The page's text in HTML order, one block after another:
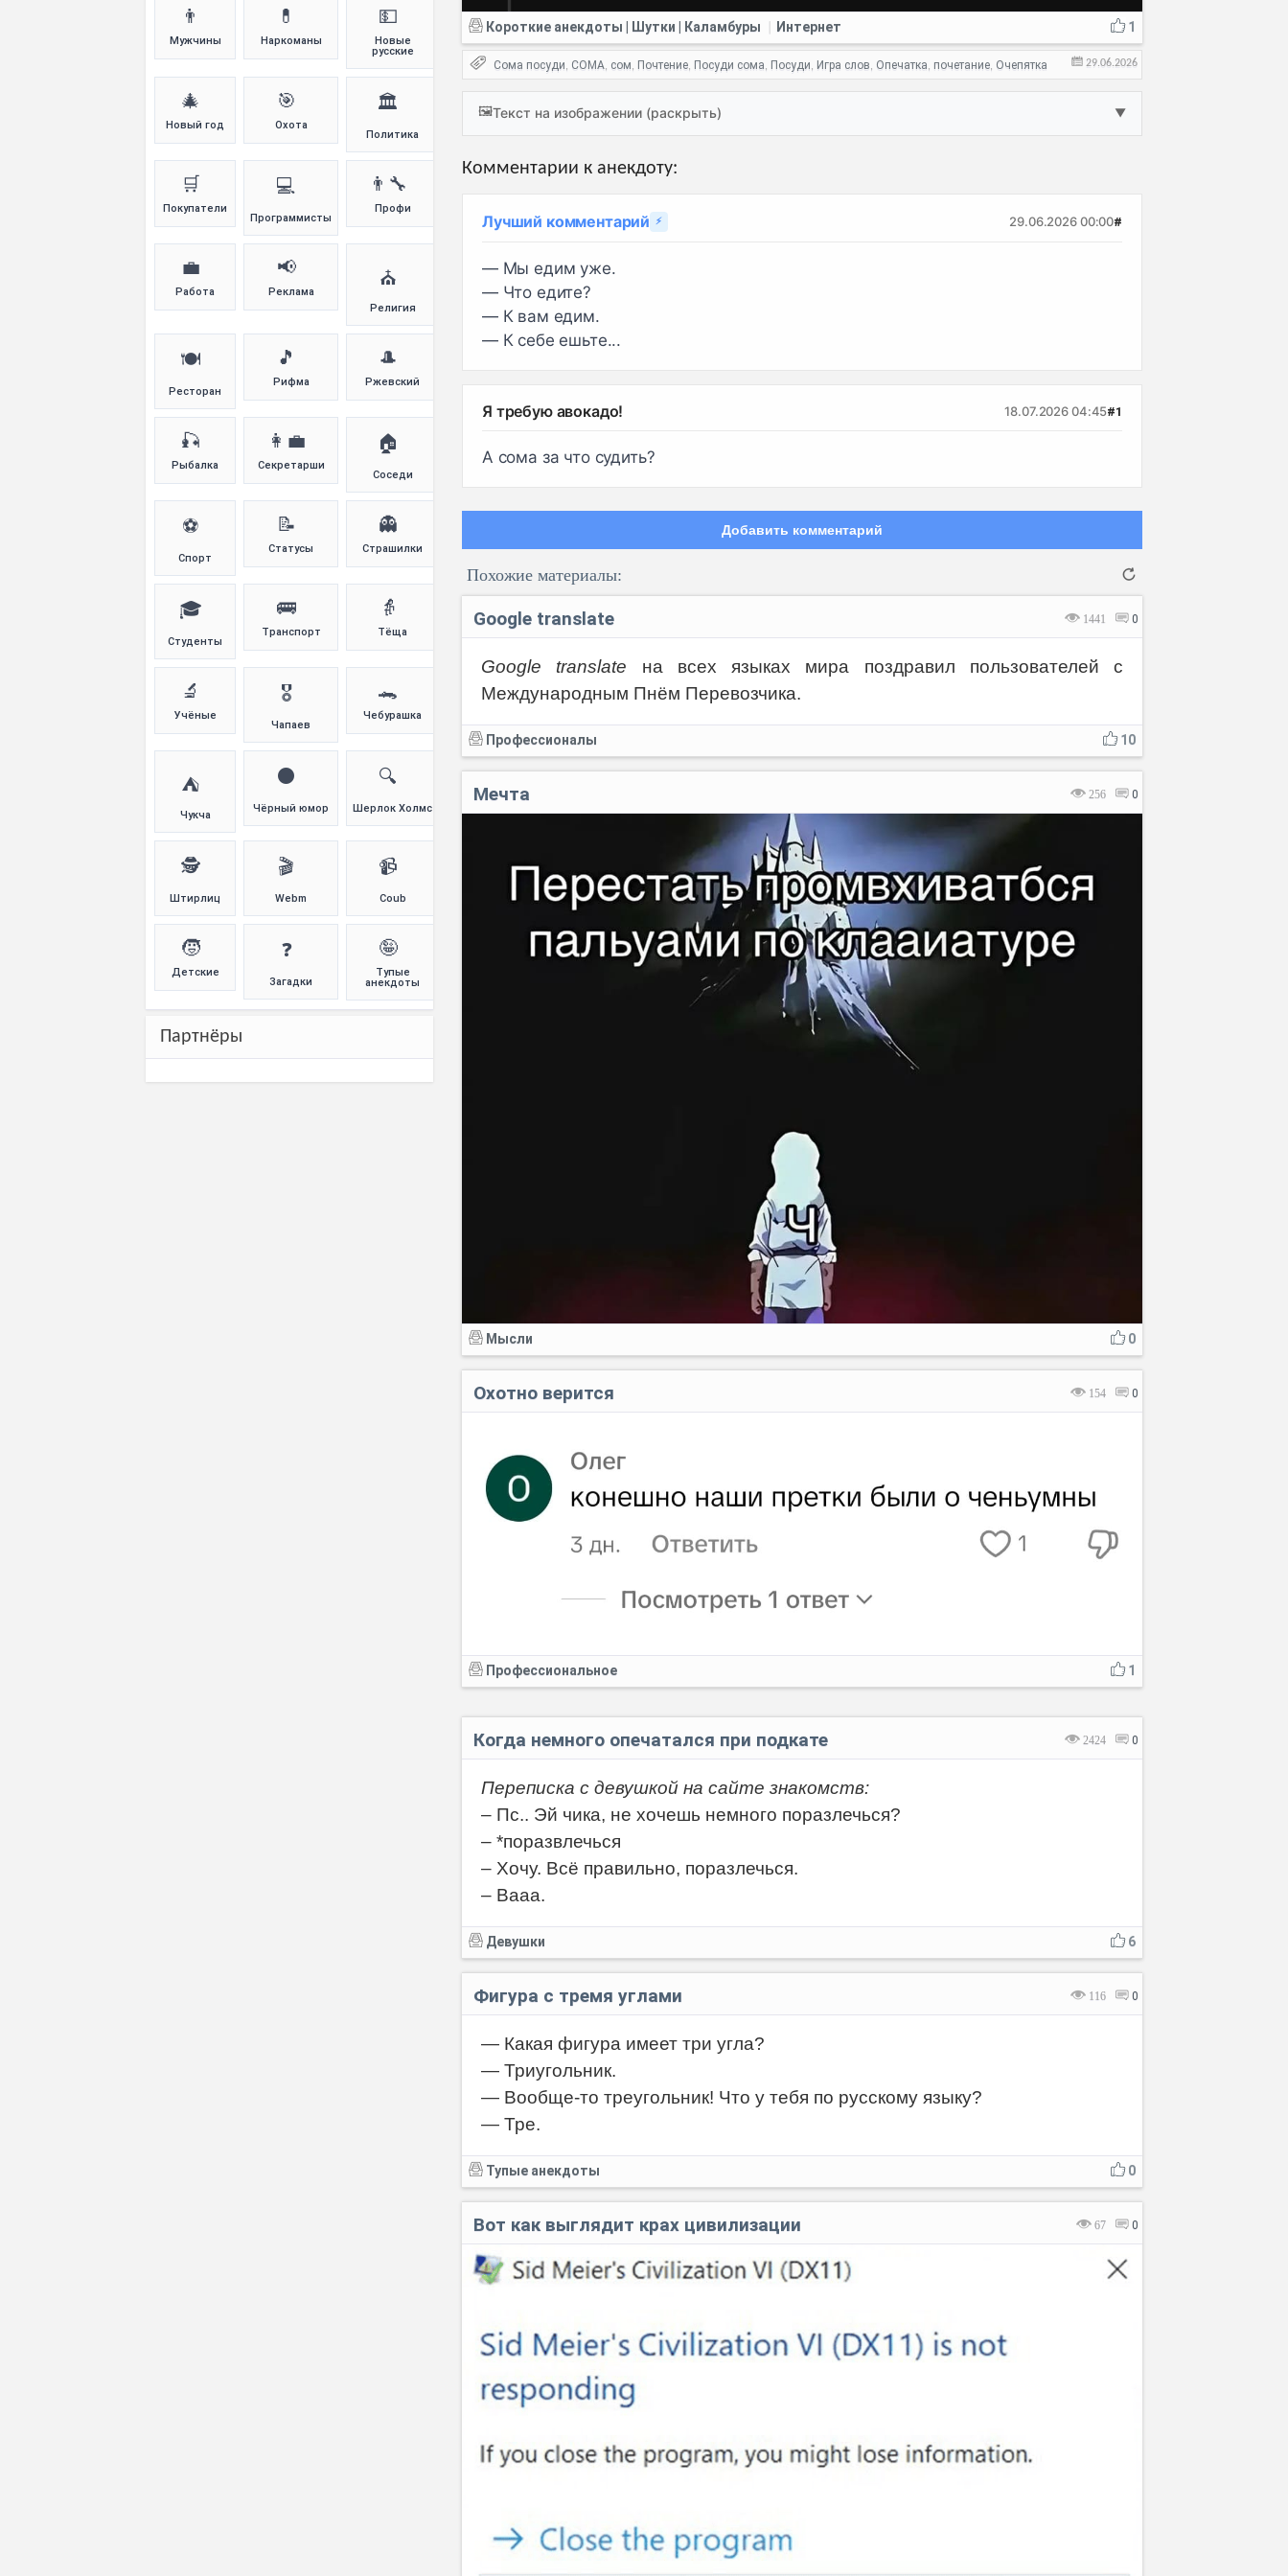
1
Короткие анекдоты | Шутки | Каламбуры Интернет
29.06.2026
Сома посуди, СОМА, сом, Почтение, Посуди сома, Посуди, Игра слов, Опечатка, почетание, Очепятка
🖼️Текст на изображении (раскрыть) ▼
Комментарии к анекдоту:
Лучший комментарий ⚡ 29.06.2026 00:00#
— Мы едим уже.
— Что едите?
— К вам едим.
— К себе ешьте...
Я требую авокадо! 18.07.2026 04:45#1
А сома за что судить?
Добавить комментарий
Похожие материалы:
1441 0
Google translate
Google translate на всех языках мира поздравил пользователей с
Международным Пнём Перевозчика.
10
Профессионалы
256 0
Мечта
0
Мысли
154 0
Охотно верится
1
Профессиональное
2424 0
Когда немного опечатался при подкате
Переписка с девушкой на сайте знакомств:
– Пс.. Эй чика, не хочешь немного поразлечься?
– *поразвлечься
– Хочу. Всё правильно, поразлечься.
– Вааа.
6
Девушки
116 0
Фигура с тремя углами
— Какая фигура имеет три угла?
— Триугольник.
— Вообще-то треугольник! Что у тебя по русскому языку?
— Тре.
0
Тупые анекдоты
67 0
Вот как выглядит крах цивилизации
👨
Мужчины
💊
Наркоманы
💵
Новые
русские
🎄
Новый год
🎯
Охота
🏛️
Политика
🛒
Покупатели
💻
Программисты
👨‍🔧
Профи
💼
Работа
📢
Реклама
⛪
Религия
🍽️
Ресторан
🎵
Рифма
🎩
Ржевский
🎣
Рыбалка
👩‍💼
Секретарши
🏠
Соседи
⚽
Спорт
📝
Статусы
👻
Страшилки
🎓
Студенты
🚌
Транспорт
👵
Тёща
🔬
Учёные
🎖️
Чапаев
🐊
Чебурашка
⛺
Чукча
⚫
Чёрный юмор
🔍
Шерлок Холмс
🕵️
Штирлиц
🎬
Webm
📹
Coub
🧒
Детские
❓
Загадки
🤪
Тупые
анекдоты
Партнёры